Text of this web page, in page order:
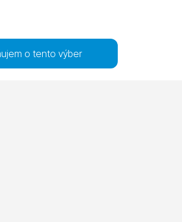
o tento výber